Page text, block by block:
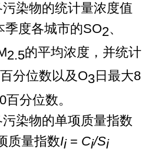
染物的统计量浓度值
度各城市的SO2、
2.5的平均浓度，并统计
分位数以及O3 日最大8
分位数。
染物的单项质量指数
质量指数Ii = Ci/Si